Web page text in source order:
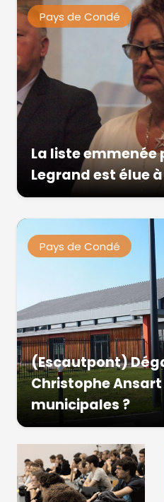
Pays de Condé
La liste emmenée
Legrand est élue
Pays de Condé
(Escautpont)
Christophe
municipales ?